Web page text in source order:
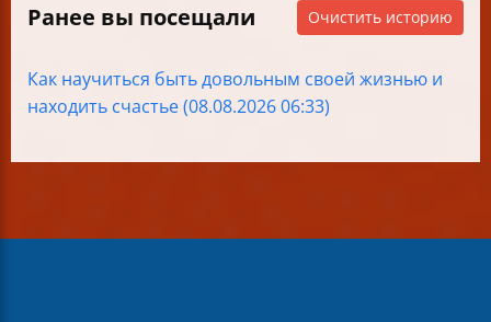
Ранее вы посещали Очистить историю
Как научиться быть довольным своей жизнью и
находить счастье (08.08.2026 06:33)